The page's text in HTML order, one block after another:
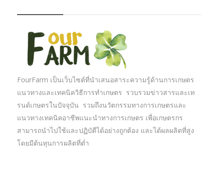
FourFarm เป็นเว็บไซต์ที่นำเสนอสาระความรู้ด้านการเกษตร
แนวทางและเทคนิควิธีการทำเกษตร รวบรวมข่าวสารและเท
รนด์เกษตรในปัจจุบัน รวมถึงนวัตกรรมทางการเกษตรและ
แนวทางเทคนิคอาชีพแนะนำทางการเกษตร เพื่อเกษตรกร
สามารถนำไปใช้และปฏิบัตืได้อย่างถูกต้อง และได้ผลผลิตที่สูง
โดยมีต้นทุนการผลิตที่ต่ำ